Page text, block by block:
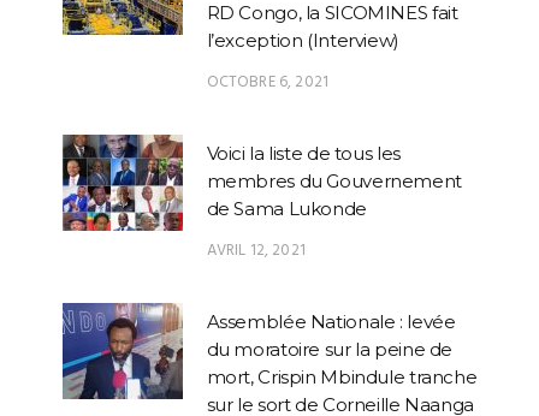
RD Congo, la SICOMINES fait
l’exception (Interview)
OCTOBRE 6, 2021
Voici la liste de tous les
membres du Gouvernement
de Sama Lukonde
AVRIL 12, 2021
Assemblée Nationale : levée
du moratoire sur la peine de
mort, Crispin Mbindule tranche
sur le sort de Corneille Naanga